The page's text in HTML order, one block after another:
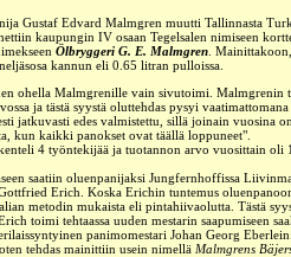
Gustaf Edvard Malmgren muutti Tallinnasta
kaupungin IV osaan Tegelsalen nimiseen
Ölbryggeri G. E. Malmgren .
kannun eli 0.65 litran pulloissa.
ohella Malmgrenille vain sivutoimi. Malmgrenin
ja tästä syystä oluttehdas pysyi
jatkuvasti edes valmistettu, sillä joinain vuosina
kun kaikki panokset ovat täällä loppuneet".
4 työntekijää ja tuotannon arvo vuosittain oli
saatiin oluenpanijaksi Jungfernhoffissa
Erich . Koska Erichin tuntemus
metodin mukaista eli pintahiivaolutta. Tästä
toimi tehtaassa uuden mestarin saapumiseen
panimomestari Johan Georg Eberlein
tehdas mainittiin usein nimellä Malmgrens